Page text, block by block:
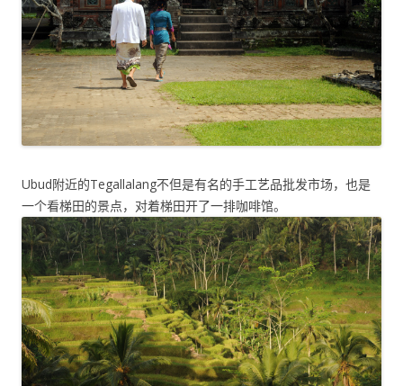
Ubud附近的Tegallalang不但是有名的手工艺品批发市场，也是
一个看梯田的景点，对着梯田开了一排咖啡馆。